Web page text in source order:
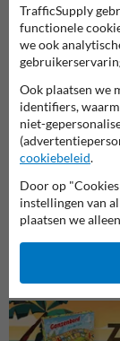
auto
TrafficSupply
functionele
we ook
Ook plaatsen we
identifiers,
niet-
cookiebeleid.
Door op
instellingen van
plaatsen we